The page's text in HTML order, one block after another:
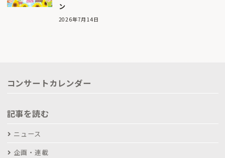
ン
2026年7月14日
コンサートカレンダー
記事を読む
ニュース
企画・連載